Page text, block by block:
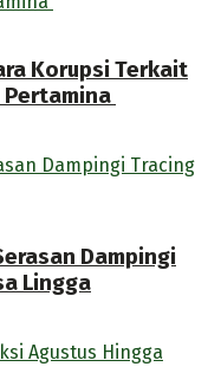
Korupsi Terkait
Pertamina
Dampingi
Lingga